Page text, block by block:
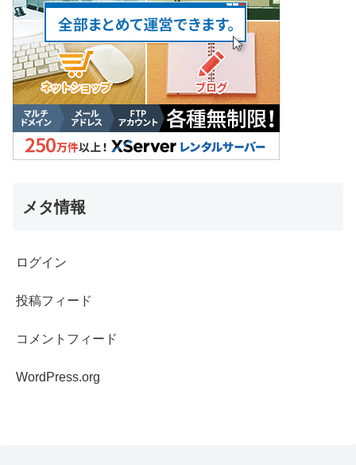
メタ情報
ログイン
投稿フィード
コメントフィード
WordPress.org